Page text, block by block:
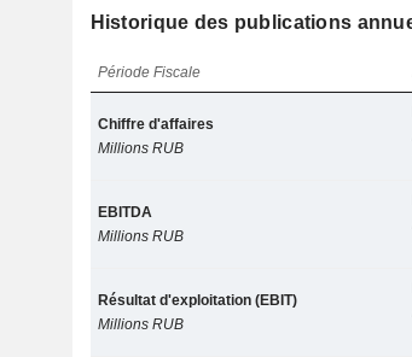
Historique des publications
Période Fiscale
Chiffre d'affaires
Millions RUB
EBITDA
Millions RUB
Résultat d'exploitation (EBIT)
Millions RUB